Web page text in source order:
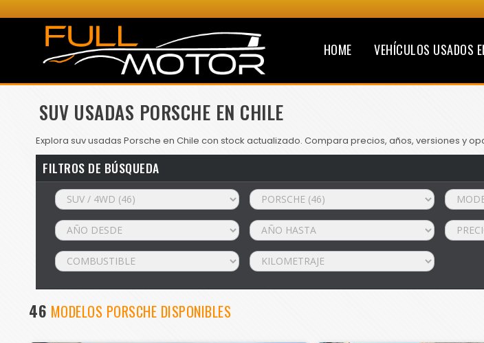
HOME VEHÍCULOS USADOS
SUV USADAS PORSCHE EN CHILE
Explora suv usadas Porsche en Chile con stock actualizado. Compara precios, años, versiones y
FILTROS DE BÚSQUEDA
46 MODELOS PORSCHE DISPONIBLES